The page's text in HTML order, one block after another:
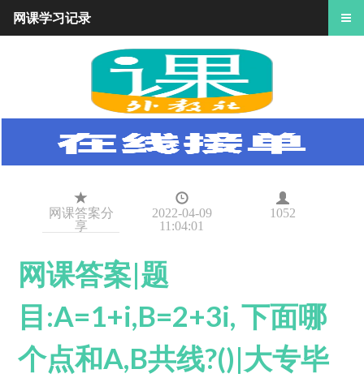
网课答案分
享
2022-04-09
11:04:01
1052
网课答案|题
目:A=1+i,B=2+3i, 下面哪
个点和A,B共线?()|大专毕
网课学习记录